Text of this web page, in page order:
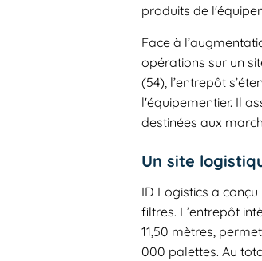
produits de
Face à
opérations sur un
(54), l’entrepôt
l'équipementier. Il
destinées aux
Un site
ID Logistics a
filtres. L’entrepôt
11,50 mètres,
000 palettes. Au